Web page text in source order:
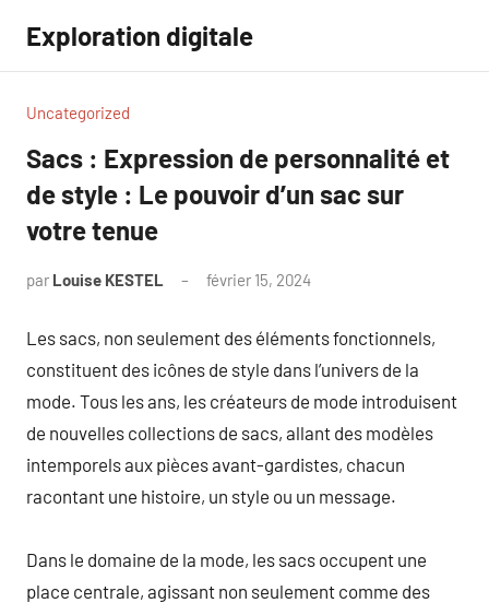
contenu
Exploration digitale
Uncategorized
Sacs : Expression de personnalité et
de style : Le pouvoir d’un sac sur
votre tenue
par Louise KESTEL février 15, 2024
Les sacs, non seulement des éléments fonctionnels,
constituent des icônes de style dans l’univers de la
mode. Tous les ans, les créateurs de mode introduisent
de nouvelles collections de sacs, allant des modèles
intemporels aux pièces avant-gardistes, chacun
racontant une histoire, un style ou un message.
Dans le domaine de la mode, les sacs occupent une
place centrale, agissant non seulement comme des